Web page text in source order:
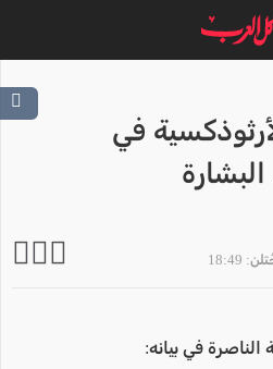
في
18:49
في بيانه: